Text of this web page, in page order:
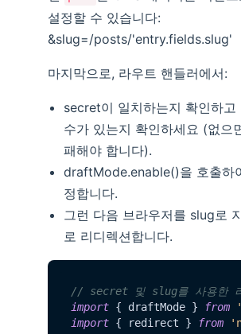
설정할 수 있습니다:
&slug=/posts/'entry.fields.slug'
마지막으로, 라우트 핸들러에서:
secret이 일치하는지 확인하고
수가 있는지 확인하세요 (없으
패해야 합니다).
draftMode.enable()을 호출하
정합니다.
그런 다음 브라우저를 slug로
로 리디렉션합니다.
// secret 및 slug를 사용한 라
import { draftMode } from
import { redirect } from